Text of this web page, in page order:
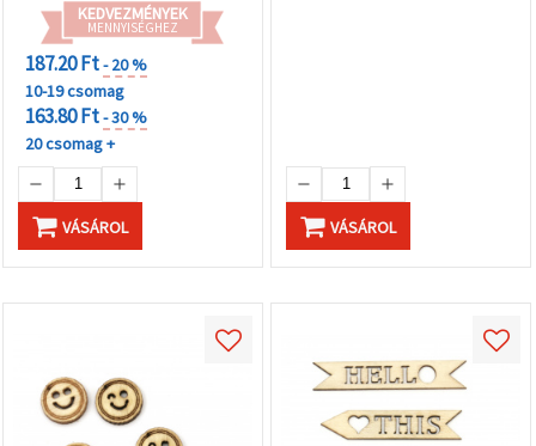
KEDVEZMÉNYEK
MENNYISÉGHEZ
187.20 Ft- 20 %
10-19 csomag
163.80 Ft- 30 %
20 csomag +
VÁSÁROL VÁSÁROL